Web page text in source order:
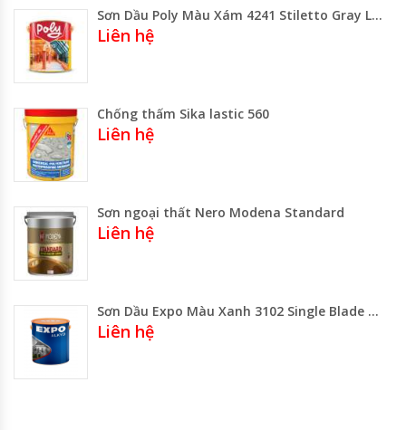
Sơn Dầu Poly Màu Xám 4241 Stiletto Gray Lon 800ML-3 Lít- Thùng 17.75 Lít
Liên hệ
Chống thấm Sika lastic 560
Liên hệ
Sơn ngoại thất Nero Modena Standard
Liên hệ
Sơn Dầu Expo Màu Xanh 3102 Single Blade Lon 3 Lít -800ml-Thùng 17.75 Lít
Liên hệ